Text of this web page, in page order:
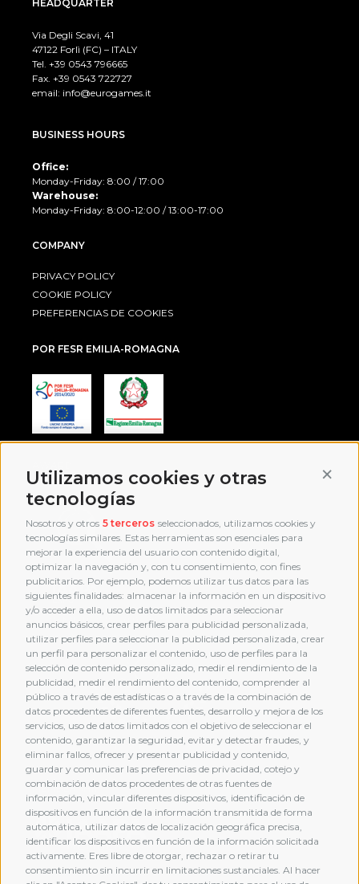
Utilizamos cookies y otras
tecnologías
Nosotros y otros 5 terceros seleccionados, utilizamos cookies y
tecnologías similares. Estas herramientas son esenciales para
mejorar la experiencia del usuario con contenido digital,
optimizar la navegación y, con tu consentimiento, con fines
publicitarios. Por ejemplo, podemos utilizar tus datos para las
siguientes finalidades: almacenar la información en un dispositivo
y/o acceder a ella, uso de datos limitados para seleccionar
anuncios básicos, crear perfiles para publicidad personalizada,
utilizar perfiles para seleccionar la publicidad personalizada, crear
un perfil para personalizar el contenido, uso de perfiles para la
selección de contenido personalizado, medir el rendimiento de la
publicidad, medir el rendimiento del contenido, comprender al
público a través de estadísticas o a través de la combinación de
datos procedentes de diferentes fuentes, desarrollo y mejora de los
servicios, uso de datos limitados con el objetivo de seleccionar el
contenido, garantizar la seguridad, evitar y detectar fraudes, y
eliminar fallos, ofrecer y presentar publicidad y contenido,
guardar y comunicar las preferencias de privacidad, cotejo y
combinación de datos procedentes de otras fuentes de
información, vincular diferentes dispositivos, identificación de
dispositivos en función de la información transmitida de forma
automática, utilizar datos de localización geográfica precisa,
identificar los dispositivos en función de la información solicitada
activamente. Eres libre de otorgar, rechazar o retirar tu
consentimiento sin incurrir en limitaciones sustanciales. Al hacer
HEADQUARTER
Via Degli Scavi, 41
47122 Forlì (FC) – ITALY
Tel. +39 0543 796665
Fax. +39 0543 722727
email: info@eurogames.it
BUSINESS HOURS
Office:
Monday-Friday: 8:00 / 17:00
Warehouse:
Monday-Friday: 8:00-12:00 / 13:00-17:00
COMPANY
PRIVACY POLICY
COOKIE POLICY
PREFERENCIAS DE COOKIES
POR FESR EMILIA-ROMAGNA
MEMBERSHIP